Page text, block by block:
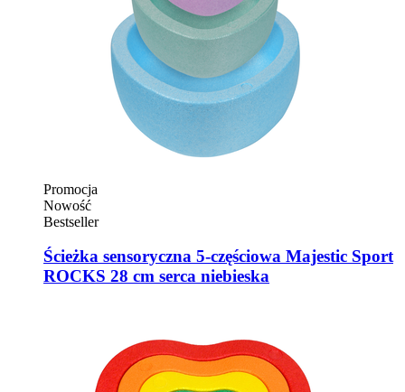
Promocja
Nowość
Bestseller
Ścieżka sensoryczna 5-częściowa Majestic Sport
ROCKS 28 cm serca niebieska